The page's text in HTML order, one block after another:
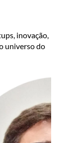
inovação,
universo do